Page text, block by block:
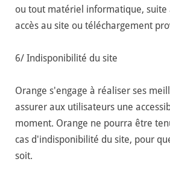
ou tout matériel informatique, suite
accès au site ou téléchargement
6/ Indisponibilité du site
Orange s'engage à réaliser ses
assurer aux utilisateurs une
moment. Orange ne pourra être
cas d'indisponibilité du site, pour
soit.